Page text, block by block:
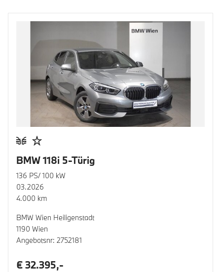
BMW 118i 5-Türig
136 PS/ 100 kW
03.2026
4.000 km
BMW Wien Heiligenstadt
1190 Wien
Angebotsnr: 2752181
€ 32.395,-